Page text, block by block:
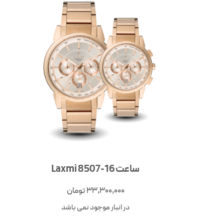
ساعت Laxmi 8507-16
33,300,000تومان
در انبار موجود نمی باشد